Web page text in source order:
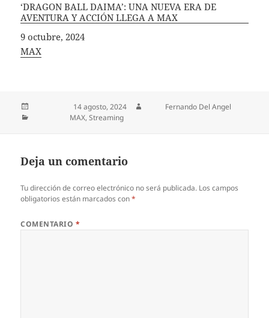
‘DRAGON BALL DAIMA’: UNA NUEVA ERA DE
AVENTURA Y ACCIÓN LLEGA A MAX
Fecha
9 octubre, 2024
In relation to
MAX
14 agosto, 2024
Fernando Del Angel
MAX,Streaming
Deja un comentario
Tu dirección de correo electrónico no será publicada. Los campos
obligatorios están marcados con*
COMENTARIO *